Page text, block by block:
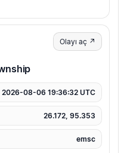
Olayı aç ↗
2026-08-06 19:36:32 UTC
26.172, 95.353
emsc